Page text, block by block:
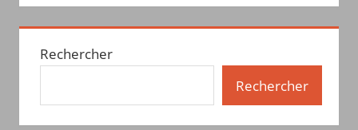
Rechercher
Rechercher